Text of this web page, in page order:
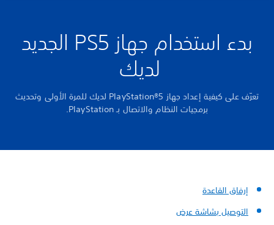
بدء استخدام جهاز PS5 الجديد
لديك
تعرّف على كيفية إعداد جهاز PlayStation®5 لديك للمرة الأولى وتحديث
برمجيات النظام والاتصال بـ PlayStation.
إرفاق القاعدة
التوصيل بشاشة عرض